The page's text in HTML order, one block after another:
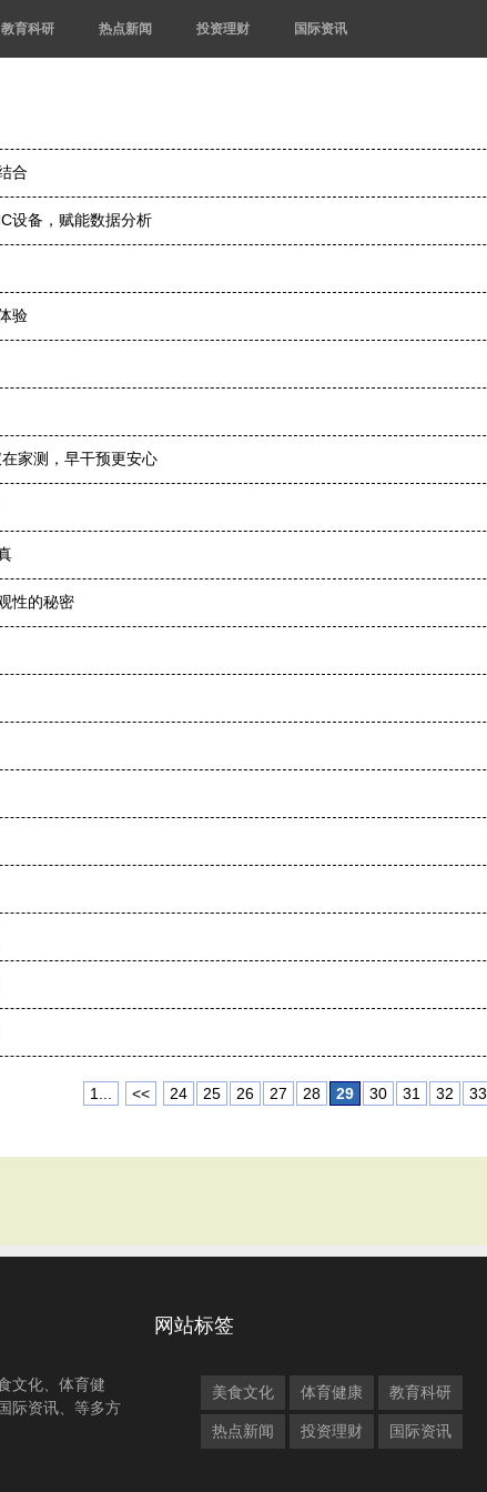
教育科研 热点新闻 投资理财 国际资讯
合
设备，赋能数据分析
验
家测，早干预更安心
性的秘密
1... << 24 25 26 27 28 29 30 31 32 33
文化、体育健
际资讯、等多方
网站标签
美食文化 体育健康 教育科研
热点新闻 投资理财 国际资讯